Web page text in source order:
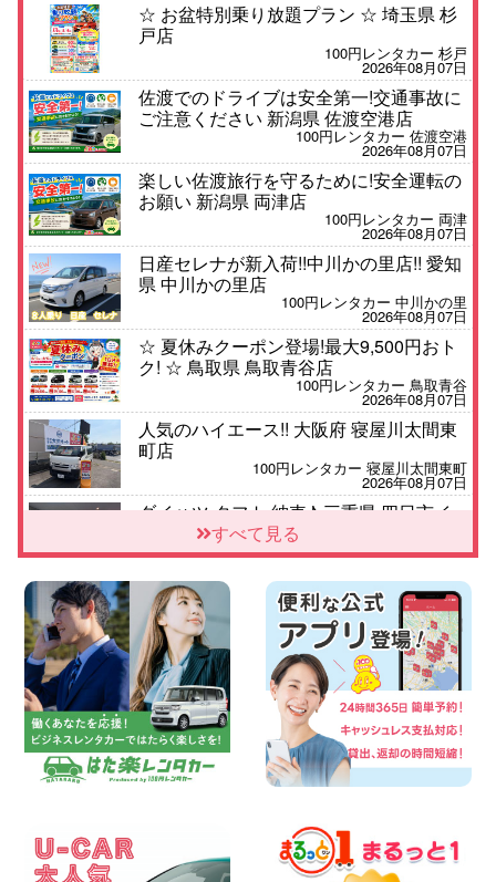
☆ お盆特別乗り放題プラン ☆ 埼玉県 杉
戸店
100円レンタカー 杉戸
2026年08月07日
佐渡でのドライブは安全第一!交通事故に
ご注意ください 新潟県 佐渡空港店
100円レンタカー 佐渡空港
2026年08月07日
楽しい佐渡旅行を守るために!安全運転の
お願い 新潟県 両津店
100円レンタカー 両津
2026年08月07日
日産セレナが新入荷!!中川かの里店!! 愛知
県 中川かの里店
100円レンタカー 中川かの里
2026年08月07日
☆ 夏休みクーポン登場!最大9,500円おト
ク! ☆ 鳥取県 鳥取青谷店
100円レンタカー 鳥取青谷
2026年08月07日
人気のハイエース!! 大阪府 寝屋川太間東
町店
100円レンタカー 寝屋川太間東町
2026年08月07日
ダイハツ タフト 納車♪ 三重県 四日市イ
ンター店
100円レンタカー 四日市インター
夏季休暇のお知らせ 東京都 墨田両国店
100円レンタカー 墨田両国
2026年08月07日
三河安城店 8月後半のレンタカー予約は
お早めに♪ルーミーご予約受付中です! 愛
知県 三河安城店
100円レンタカー 三河安城
2026年08月07日
お盆シーズン空きあり!!100円レンタカー
夏季休暇のお知らせ 東京都 墨田文花店
すべて見る